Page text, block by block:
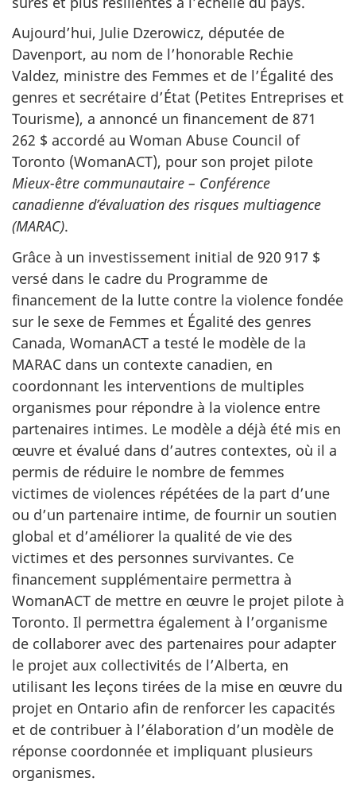
Aujourd’hui, Julie Dzerowicz, députée de
Davenport, au nom de l’honorable Rechie
Valdez, ministre des Femmes et de l’Égalité des
genres et secrétaire d’État (Petites Entreprises et
Tourisme), a annoncé un financement de 871
262 $ accordé au Woman Abuse Council of
Toronto (WomanACT), pour son projet pilote
Mieux-être communautaire – Conférence
canadienne d’évaluation des risques multiagence
(MARAC).
Grâce à un investissement initial de 920 917 $
versé dans le cadre du Programme de
financement de la lutte contre la violence fondée
sur le sexe de Femmes et Égalité des genres
Canada, WomanACT a testé le modèle de la
MARAC dans un contexte canadien, en
coordonnant les interventions de multiples
organismes pour répondre à la violence entre
partenaires intimes. Le modèle a déjà été mis en
œuvre et évalué dans d’autres contextes, où il a
permis de réduire le nombre de femmes
victimes de violences répétées de la part d’une
ou d’un partenaire intime, de fournir un soutien
global et d’améliorer la qualité de vie des
victimes et des personnes survivantes. Ce
financement supplémentaire permettra à
WomanACT de mettre en œuvre le projet pilote à
Toronto. Il permettra également à l’organisme
de collaborer avec des partenaires pour adapter
le projet aux collectivités de l’Alberta, en
utilisant les leçons tirées de la mise en œuvre du
projet en Ontario afin de renforcer les capacités
et de contribuer à l’élaboration d’un modèle de
réponse coordonnée et impliquant plusieurs
organismes.